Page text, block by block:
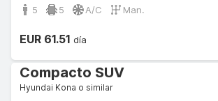
5 5 A/C Man.
EUR 61.51 día
Compacto SUV
Hyundai Kona o similar